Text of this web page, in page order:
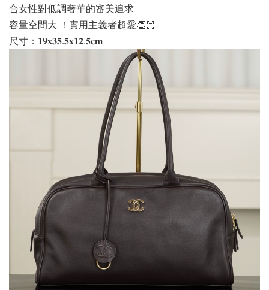
合女性對低調奢華的審美追求
容量空間大 ！實用主義者超愛👏🏻
尺寸：𝟏𝟗𝐱𝟑𝟓.𝟓𝐱𝟏𝟐.𝟓𝐜𝐦